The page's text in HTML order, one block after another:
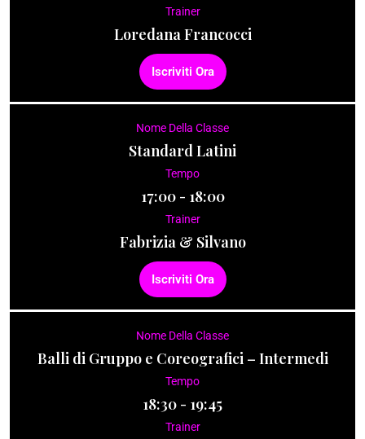
Trainer
Loredana Francocci
Iscriviti Ora
Nome Della Classe
Standard Latini
Tempo
17:00 - 18:00
Trainer
Fabrizia & Silvano
Iscriviti Ora
Nome Della Classe
Balli di Gruppo e Coreografici – Intermedi
Tempo
18:30 - 19:45
Trainer